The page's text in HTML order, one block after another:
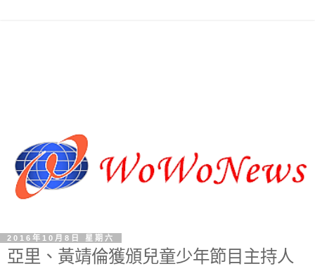
2016年10月8日 星期六
亞里、黃靖倫獲頒兒童少年節目主持人